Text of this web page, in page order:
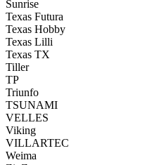
Sunrise
Texas Futura
Texas Hobby
Texas Lilli
Texas TX
Tiller
TP
Triunfo
TSUNAMI
VELLES
Viking
VILLARTEC
Weima